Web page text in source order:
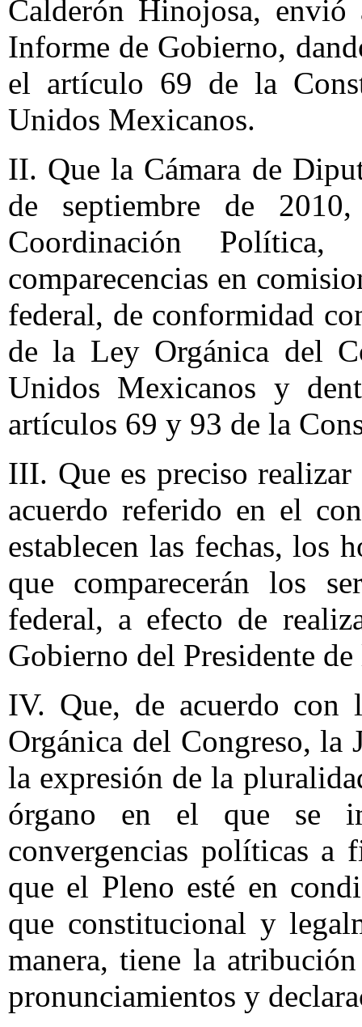
Calderón Hinojosa,
Informe de Gobierno,
el artículo 69 de la
Unidos Mexicanos.
II. Que la Cámara de
de septiembre de
Coordinación
comparecencias en
federal, de conformidad
de la Ley Orgánica del
Unidos Mexicanos y
artículos 69 y 93 de la
III. Que es preciso
acuerdo referido en el
establecen las fechas, los
que comparecerán los
federal, a efecto de
Gobierno del Presidente
IV. Que, de acuerdo
Orgánica del Congreso, la
la expresión de la
órgano en el que se
convergencias políticas a
que el Pleno esté en
que constitucional y
manera, tiene la
pronunciamientos y